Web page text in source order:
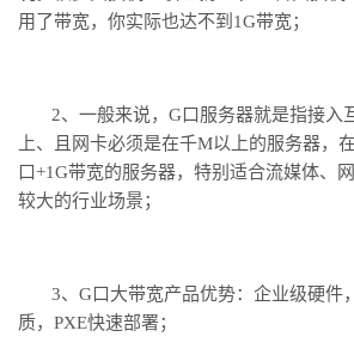
用了带宽，你实际也达不到1G带宽；
2、一般来说，G口服务器就是指接入
上、且网卡必须是在千M以上的服务器，
口+1G带宽的服务器，特别适合流媒体、
较大的行业场景；
3、G口大带宽产品优势：企业级硬件
质，PXE快速部署；